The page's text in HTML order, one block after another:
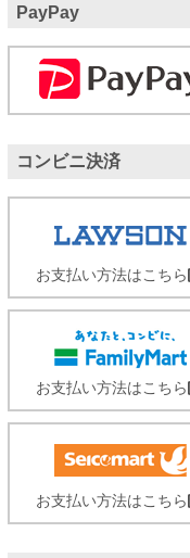
PayPay
コンビニ決済
お支払い方法はこちら
お支払い方法はこちら
お支払い方法はこちら